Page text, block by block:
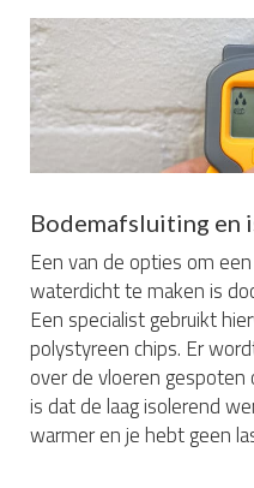
Bodemafsluiting en
Een van de opties om
waterdicht te maken is
Een specialist gebruikt
polystyreen chips. Er
over de vloeren
is dat de laag isolerend
warmer en je hebt geen